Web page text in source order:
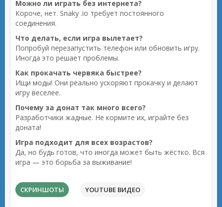
Можно ли играть без интернета?
Короче, нет. Snaky .io требует постоянного
соединения.
Что делать, если игра вылетает?
Попробуй перезапустить телефон или обновить игру.
Иногда это решает проблемы.
Как прокачать червяка быстрее?
Ищи моды! Они реально ускоряют прокачку и делают
игру веселее.
Почему за донат так много всего?
Разработчики жадные. Не кормите их, играйте без
доната!
Игра подходит для всех возрастов?
Да, но будь готов, что иногда может быть жёстко. Вся
игра — это борьба за выживание!
СКРИНШОТЫ YOUTUBE ВИДЕО